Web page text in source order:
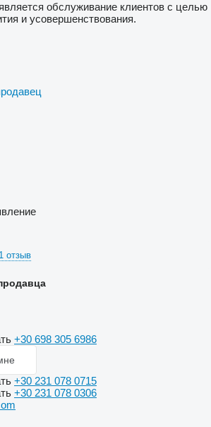
обслуживание клиентов с целью
и усовершенствования.
отзыв
+30 698 305 6986
+30 231 078 0715
+30 231 078 0306